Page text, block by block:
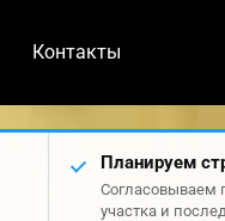
Контакты
Планируем
Согласовываем
участка и